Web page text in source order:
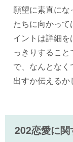
願望に素直に
たちに向かっ
イントは詳細
っきりするこ
で、なんとな
出すか伝えるか
202恋愛に関